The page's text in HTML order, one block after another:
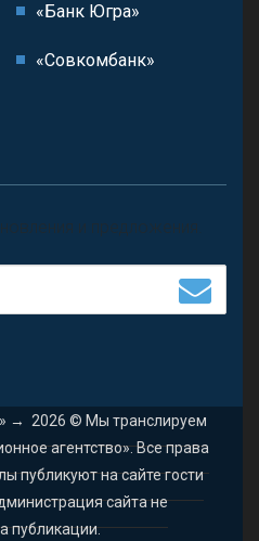
«Банк Югра»
«Совкомбанк»
и предложения.
→ 2026 © Мы транслируем
агентство». Все права
публикуют на сайте гости
сайта не
публикации.